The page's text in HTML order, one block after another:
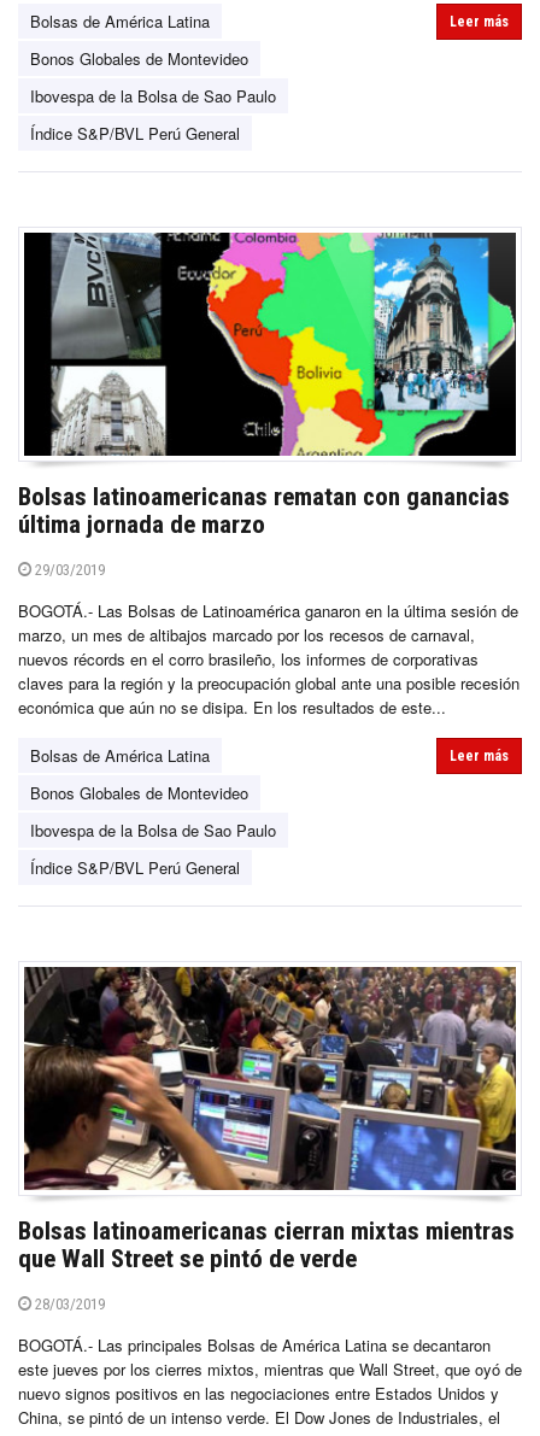
Bolsas de América Latina
Bonos Globales de Montevideo
Ibovespa de la Bolsa de Sao Paulo
Índice S&P/BVL Perú General
Leer más
Bolsas latinoamericanas rematan con ganancias
última jornada de marzo
29/03/2019
BOGOTÁ.- Las Bolsas de Latinoamérica ganaron en la última sesión de
marzo, un mes de altibajos marcado por los recesos de carnaval,
nuevos récords en el corro brasileño, los informes de corporativas
claves para la región y la preocupación global ante una posible recesión
económica que aún no se disipa. En los resultados de este...
Bolsas de América Latina
Bonos Globales de Montevideo
Ibovespa de la Bolsa de Sao Paulo
Índice S&P/BVL Perú General
Leer más
Bolsas latinoamericanas cierran mixtas mientras
que Wall Street se pintó de verde
28/03/2019
BOGOTÁ.- Las principales Bolsas de América Latina se decantaron
este jueves por los cierres mixtos, mientras que Wall Street, que oyó de
nuevo signos positivos en las negociaciones entre Estados Unidos y
China, se pintó de un intenso verde. El Dow Jones de Industriales, el